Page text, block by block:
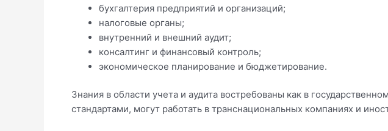
бухгалтерия предприятий и организаций;
налоговые органы;
внутренний и внешний аудит;
консалтинг и финансовый контроль;
экономическое планирование и бюджетирование.
Знания в области учета и аудита востребованы как в
стандартами, могут работать в транснациональных компаниях и